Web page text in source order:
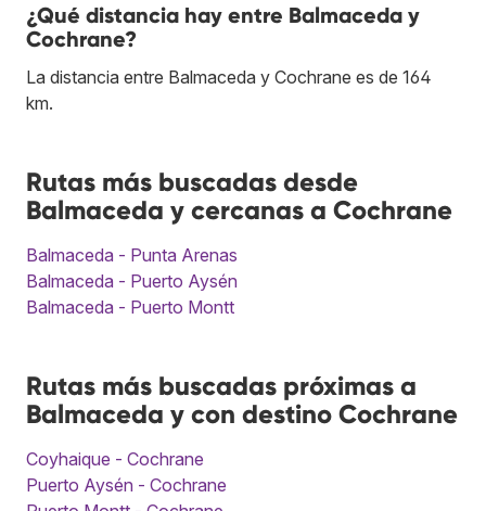
¿Qué distancia hay entre Balmaceda y
Cochrane?
La distancia entre Balmaceda y Cochrane es de 164
km.
Rutas más buscadas desde
Balmaceda y cercanas a Cochrane
Balmaceda - Punta Arenas
Balmaceda - Puerto Aysén
Balmaceda - Puerto Montt
Rutas más buscadas próximas a
Balmaceda y con destino Cochrane
Coyhaique - Cochrane
Puerto Aysén - Cochrane